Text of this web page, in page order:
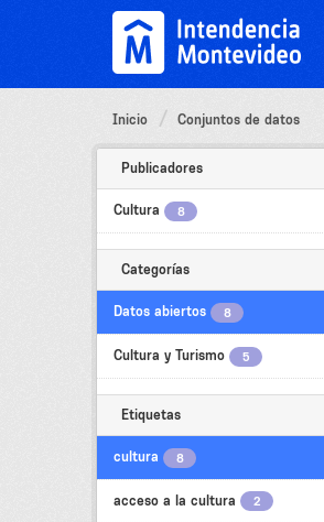
Inicio Conjuntos de datos
Publicadores
Cultura 8
Categorías
Datos abiertos 8
Cultura y Turismo 5
Etiquetas
cultura 8
acceso a la cultura 2